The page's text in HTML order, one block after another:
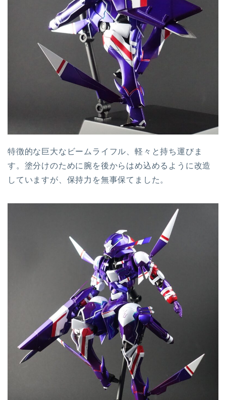
特徴的な巨大なビームライフル、軽々と持ち運びま
す。塗分けのために腕を後からはめ込めるように改造
していますが、保持力を無事保てました。